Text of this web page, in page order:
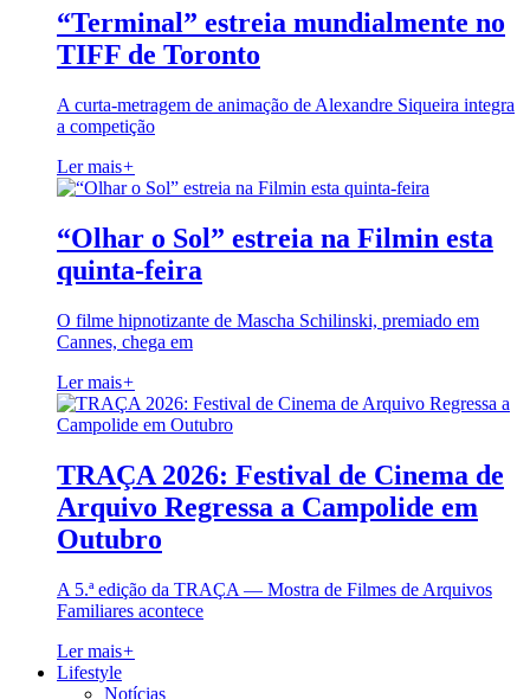
“Terminal” estreia mundialmente no
TIFF de Toronto
A curta-metragem de animação de Alexandre Siqueira integra
a competição
Ler mais+
“Olhar o Sol” estreia na Filmin esta
quinta-feira
O filme hipnotizante de Mascha Schilinski, premiado em
Cannes, chega em
Ler mais+
TRAÇA 2026: Festival de Cinema de
Arquivo Regressa a Campolide em
Outubro
A 5.ª edição da TRAÇA — Mostra de Filmes de Arquivos
Familiares acontece
Ler mais+
Lifestyle
Notícias